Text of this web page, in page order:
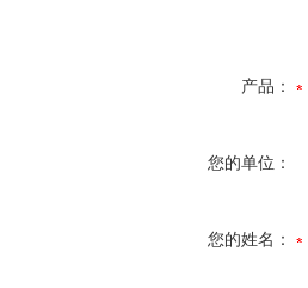
产品：
您的单位：
您的姓名：